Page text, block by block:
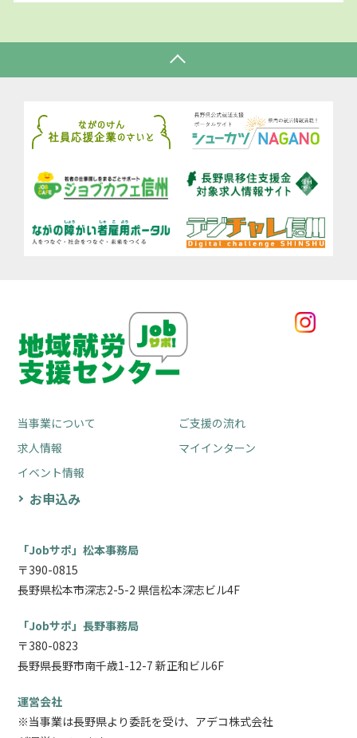
当事業について
ご支援の流れ
求人情報
マイインターン
イベント情報
お申込み
「Jobサポ」松本事務局
〒390-0815
長野県松本市深志2-5-2 県信松本深志ビル4F
「Jobサポ」長野事務局
〒380-0823
長野県長野市南千歳1-12-7 新正和ビル6F
運営会社
※当事業は長野県より委託を受け、アデコ株式会社